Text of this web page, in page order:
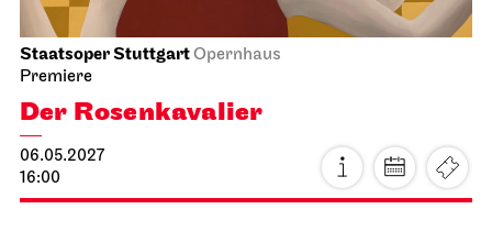
Staatsoper StuttgartOpernhaus
Premiere
Der Rosen­kavalier
06.05.2027
16:00